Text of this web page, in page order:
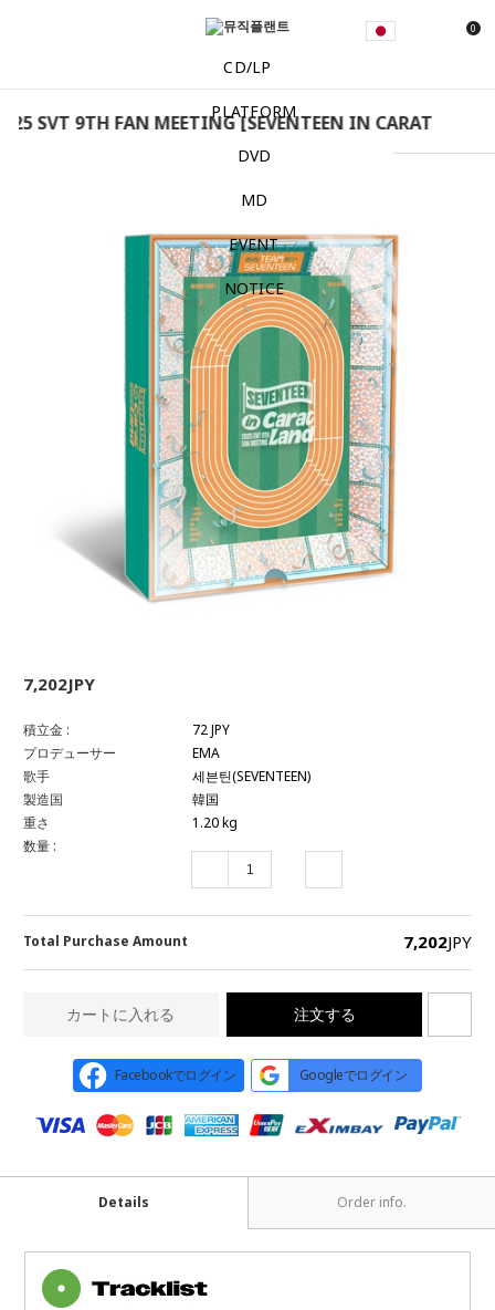
0
CD/LP
PLATFORM
DVD
MD
EVENT
NOTICE
SVT 9TH FAN MEETING [SEVENTEEN IN CARAT
7,202JPY
積立金 :
72 JPY
プロデューサー
EMA
歌手
세븐틴(SEVENTEEN)
製造国
韓国
重さ
1.20 kg
数量 :
Total Purchase Amount 7,202JPY
カートに入れる 注文する
Facebookでログイン Googleでログイン
Details Order info.